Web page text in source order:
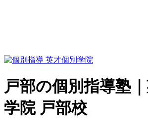
戸部の個別指導塾
学院 戸部校